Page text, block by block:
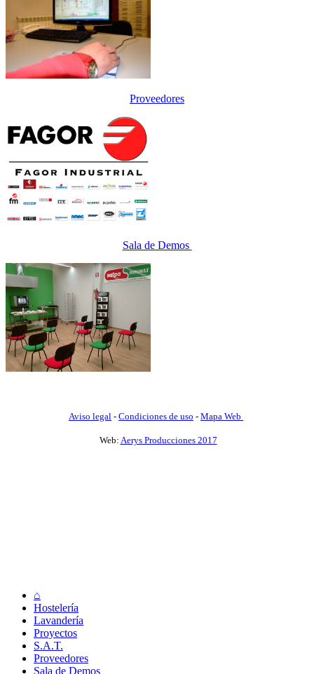
Proveedores
Sala de Demos
Aviso legal - Condiciones de uso - Mapa Web
Web: Aerys Producciones 2017
⌂
Hostelería
Lavandería
Proyectos
S.A.T.
Proveedores
Sala de Demos